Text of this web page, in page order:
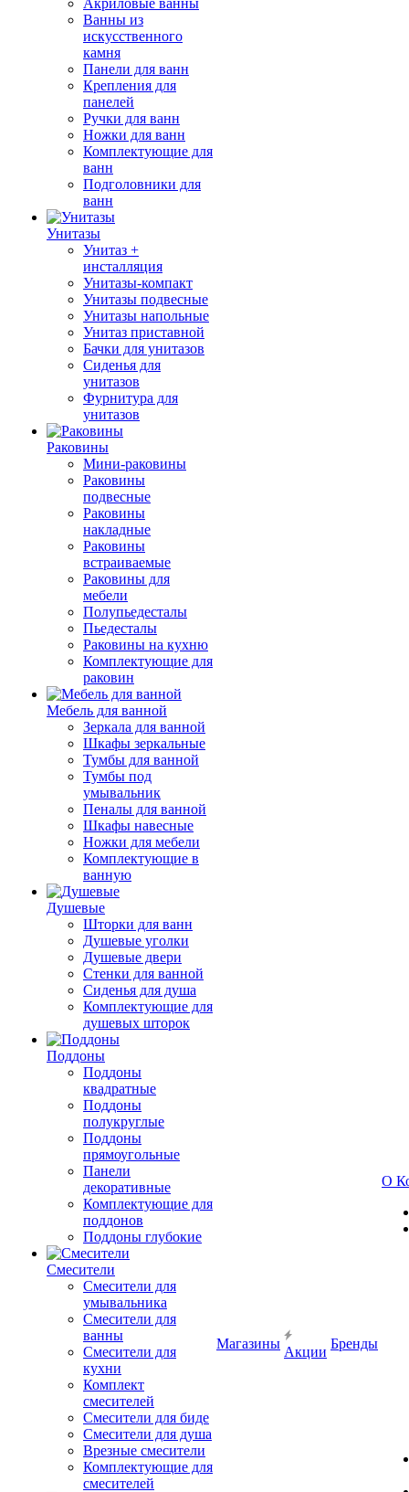
Акриловые ванны
Ванны из
искусственного
камня
Панели для ванн
Крепления для
панелей
Ручки для ванн
Ножки для ванн
Комплектующие для
ванн
Подголовники для
ванн
Унитазы
Унитаз +
инсталляция
Унитазы-компакт
Унитазы подвесные
Унитазы напольные
Унитаз приставной
Бачки для унитазов
Сиденья для
унитазов
Фурнитура для
унитазов
Раковины
Мини-раковины
Раковины
подвесные
Раковины
накладные
Раковины
встраиваемые
Раковины для
мебели
Полупьедесталы
Пьедесталы
Раковины на кухню
Комплектующие для
раковин
Мебель для ванной
Зеркала для ванной
Шкафы зеркальные
Тумбы для ванной
Тумбы под
умывальник
Пеналы для ванной
Шкафы навесные
Ножки для мебели
Комплектующие в
ванную
Душевые
Шторки для ванн
Душевые уголки
Душевые двери
Стенки для ванной
Сиденья для душа
Комплектующие для
душевых шторок
Поддоны
Поддоны
квадратные
Поддоны
полукруглые
Поддоны
прямоугольные
Панели
декоративные
Комплектующие для
поддонов
Поддоны глубокие
Смесители
Смесители для
умывальника
Смесители для
ванны
Смесители для
кухни
Комплект
смесителей
Смесители для биде
Смесители для душа
Врезные смесители
Комплектующие для
смесителей
Магазины
Акции
Бренды
О